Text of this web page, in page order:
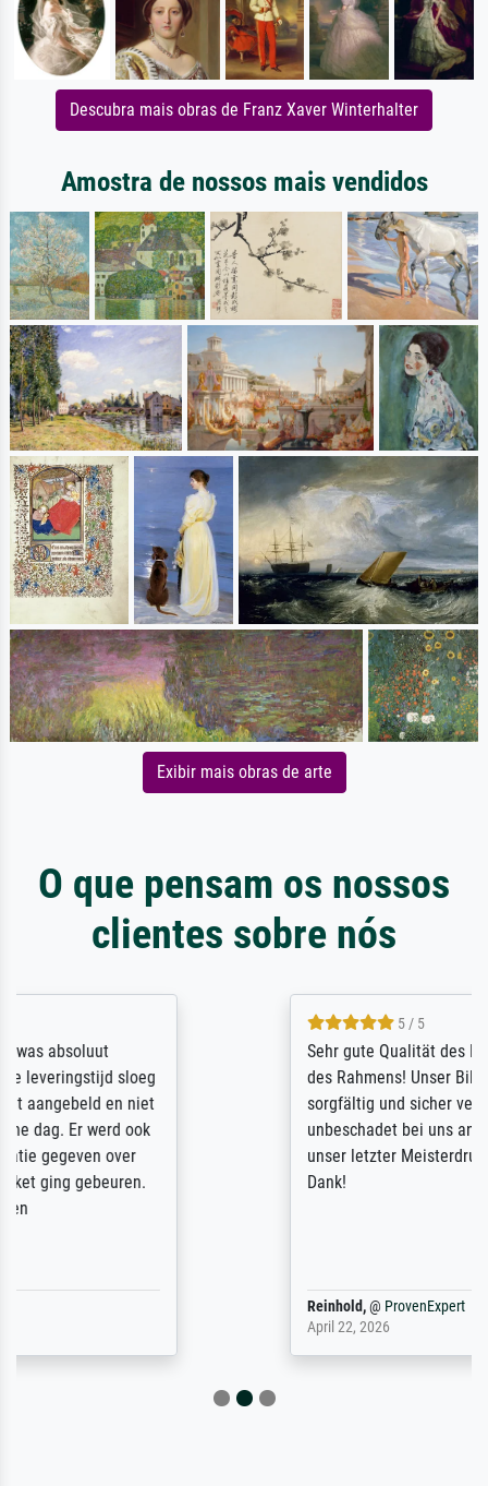
Descubra mais obras de Franz Xaver Winterhalter
Amostra de nossos mais vendidos
Exibir mais obras de arte
O que pensam os nossos
clientes sobre nós
Sehr gute Qualität des Leinwanddrucks und
des Rahmens! Unser Bild wurde sehr
sorgfältig und sicher verpackt, so dass es
unbeschadet bei uns ankam. Es wird nicht
unser letzter Meisterdruck sein. Vielen
Dank!